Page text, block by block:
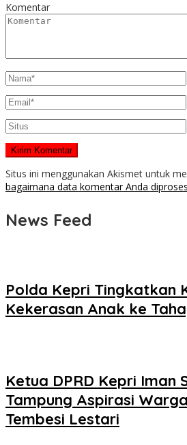
Komentar
Situs ini menggunakan Akismet untuk
bagaimana data komentar Anda diproses
News Feed
Polda Kepri Tingkatkan
Kekerasan Anak ke
Ketua DPRD Kepri Iman
Tampung Aspirasi
Tembesi Lestari